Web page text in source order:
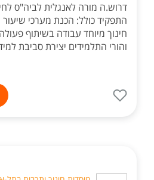
דרוש.ה מורה לאנגלית לביה"ס
התפקיד כולל: הכנת מערכי
חינוך מיוחד עבודה בשיתוף
והורי התלמידים יצירת סביבת